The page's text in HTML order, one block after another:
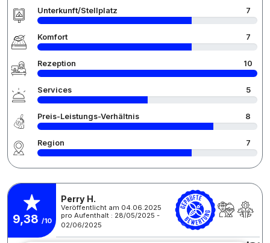
Unterkunft/Stellplatz 7
Komfort 7
Rezeption 10
Services 5
Preis-Leistungs-Verhältnis 8
Region 7
9,38 /10
Perry H.
Veröffentlicht am 04.06.2025
pro Aufenthalt : 28/05/2025 -
02/06/2025